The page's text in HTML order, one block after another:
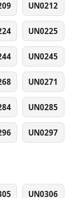
UN0212
UN0225
UN0245
UN0271
UN0285
UN0297
UN0306